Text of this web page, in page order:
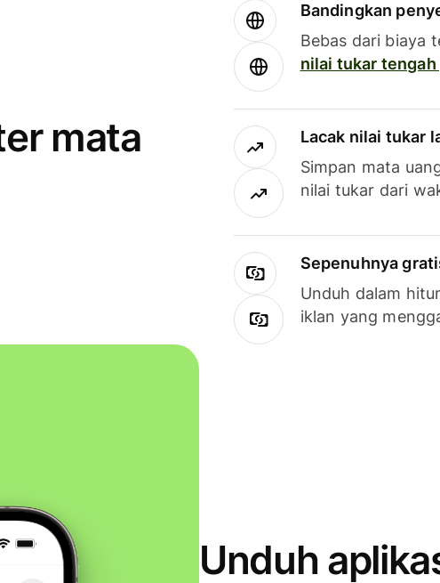
mata
Bandingkan
Bebas dari biaya
nilai tukar tengah
Lacak nilai tukar
Simpan mata
nilai tukar dari
Sepenuhnya
Unduh dalam
iklan yang
Unduh